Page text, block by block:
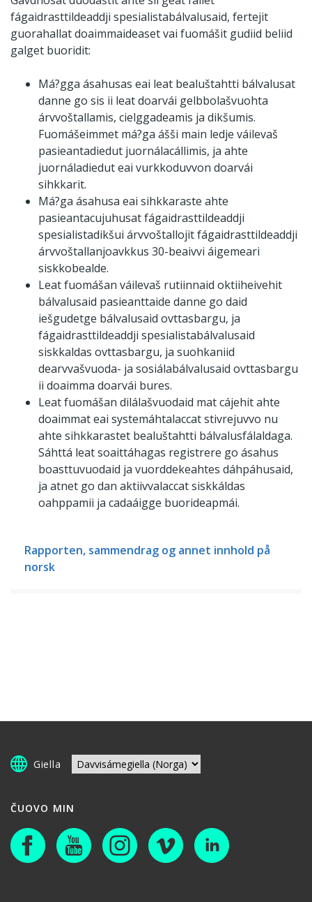
fágaidrasttildeaddji spesialistabálvalusaid, fertejit
guorahallat doaimmaideaset vai fuomášit gudiid beliid
galget buoridit:
Má?gga ásahusas eai leat bealuštahtti bálvalusat
danne go sis ii leat doarvái gelbbolašvuohta
árvvoštallamis, cielggadeamis ja dikšumis.
Fuomášeimmet má?ga ášši main ledje váilevaš
pasieantadiedut juornálacállimis, ja ahte
juornáladiedut eai vurkkoduvvon doarvái
sihkkarit.
Má?ga ásahusa eai sihkkaraste ahte
pasieantacujuhusat fágaidrasttildeaddji
spesialistadikšui árvvoštallojit fágaidrasttildeaddji
árvvoštallanjoavkkus 30-beaivvi áigemeari
siskkobealde.
Leat fuomášan váilevaš rutiinnaid oktiiheivehit
bálvalusaid pasieanttaide danne go daid
iešgudetge bálvalusaid ovttasbargu, ja
fágaidrasttildeaddji spesialistabálvalusaid
siskkaldas ovttasbargu, ja suohkaniid
dearvvašvuoda- ja sosiálabálvalusaid ovttasbargu
ii doaimma doarvái bures.
Leat fuomášan dilálašvuodaid mat cájehit ahte
doaimmat eai systemáhtalaccat stivrejuvvo nu
ahte sihkkarastet bealuštahtti bálvalusfálaldaga.
Sáhttá leat soaittáhagas registrere go ásahus
boasttuvuodaid ja vuorddekeahtes dáhpáhusaid,
ja atnet go dan aktiivvalaccat siskkáldas
oahppamii ja cadaáigge buorideapmái.
Rapporten, sammendrag og annet innhold på
norsk
Giella
ČUOVO MIN